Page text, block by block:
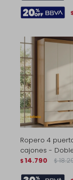
$
Ropero 4
cajones -
$ 14.790 $